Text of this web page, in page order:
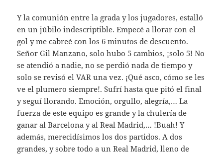
Y la comunión entre la grada y los jugadores, estalló
en un júbilo indescriptible. Empecé a llorar con el
gol y me cabreé con los 6 minutos de descuento.
Señor Gil Manzano, solo hubo 5 cambios, ¡solo 5! No
se atendió a nadie, no se perdió nada de tiempo y
solo se revisó el VAR una vez. ¡Qué asco, cómo se les
ve el plumero siempre!. Sufrí hasta que pitó el final
y seguí llorando. Emoción, orgullo, alegría,… La
fuerza de este equipo es grande y la chulería de
ganar al Barcelona y al Real Madrid,… !Buah! Y
además, merecidísimos los dos partidos. A dos
grandes, y sobre todo a un Real Madrid, lleno de